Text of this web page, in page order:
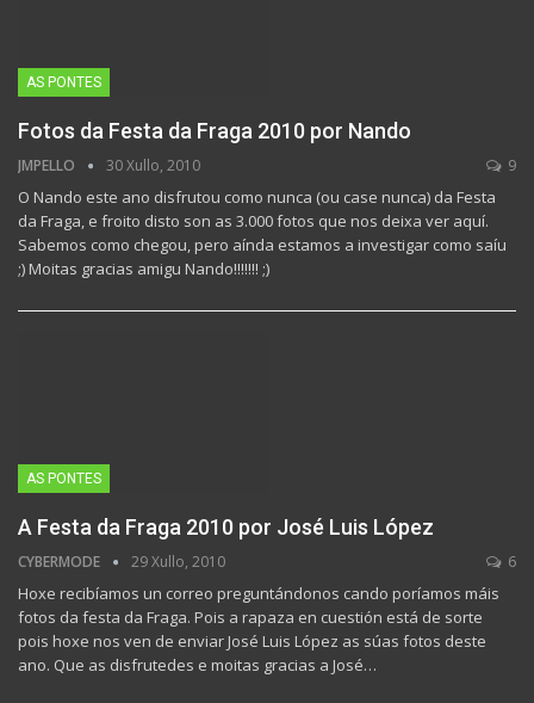
AS PONTES
Fotos da Festa da Fraga 2010 por Nando
JMPELLO 30 Xullo, 2010 9
O Nando este ano disfrutou como nunca (ou case nunca) da Festa
da Fraga, e froito disto son as 3.000 fotos que nos deixa ver aquí.
Sabemos como chegou, pero aínda estamos a investigar como saíu
;) Moitas gracias amigu Nando!!!!!!! ;)
AS PONTES
A Festa da Fraga 2010 por José Luis López
CYBERMODE 29 Xullo, 2010 6
Hoxe recibíamos un correo preguntándonos cando poríamos máis
fotos da festa da Fraga. Pois a rapaza en cuestión está de sorte
pois hoxe nos ven de enviar José Luis López as súas fotos deste
ano. Que as disfrutedes e moitas gracias a José…